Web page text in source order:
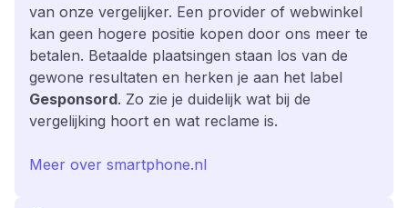
van onze vergelijker. Een provider of webwinkel
kan geen hogere positie kopen door ons meer te
betalen. Betaalde plaatsingen staan los van de
gewone resultaten en herken je aan het label
Gesponsord. Zo zie je duidelijk wat bij de
vergelijking hoort en wat reclame is.
Meer over smartphone.nl